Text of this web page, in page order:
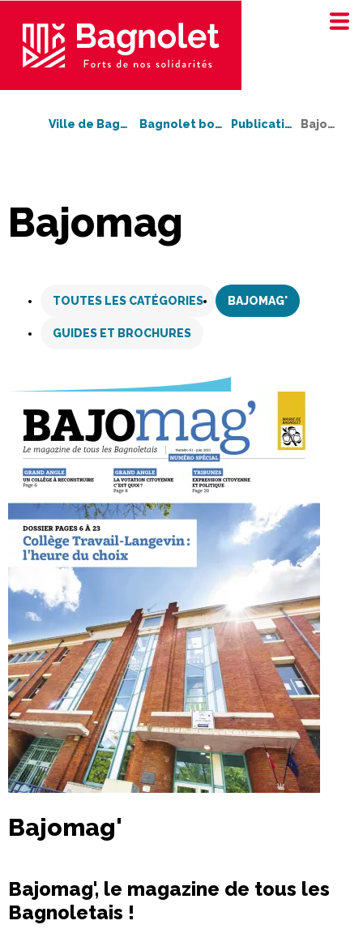
Ville de Bagnolet Bagnolet bouge ! Publications Bajomag'
Bajomag
contenu
TOUTES LES CATÉGORIES BAJOMAG'
GUIDES ET BROCHURES
Bajomag'
Bajomag', le magazine de tous les
Bagnoletais !